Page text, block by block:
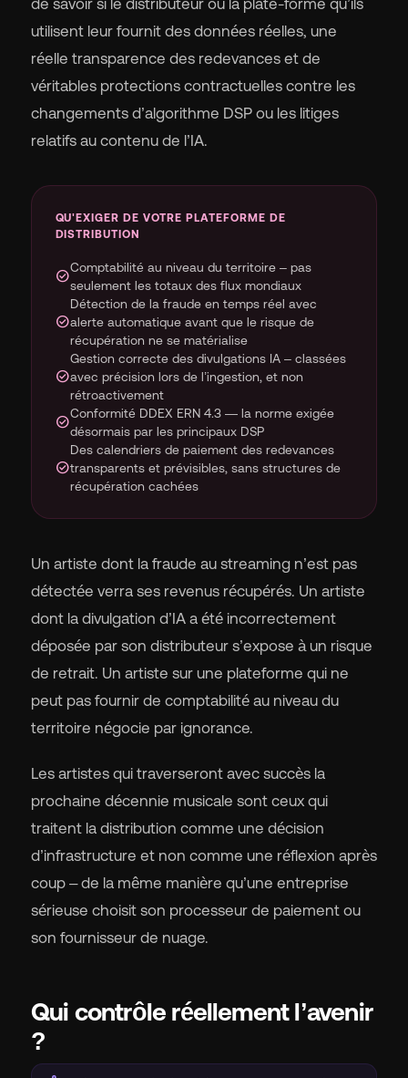
de savoir si le distributeur ou la plate-forme qu’ils
utilisent leur fournit des données réelles, une
réelle transparence des redevances et de
véritables protections contractuelles contre les
changements d’algorithme DSP ou les litiges
relatifs au contenu de l’IA.
QU'EXIGER DE VOTRE PLATEFORME DE
DISTRIBUTION
check_circleComptabilité au niveau du territoire – pas
seulement les totaux des flux mondiaux
check_circle
Détection de la fraude en temps réel avec
alerte automatique avant que le risque de
récupération ne se matérialise
check_circle
Gestion correcte des divulgations IA – classées
avec précision lors de l’ingestion, et non
rétroactivement
check_circleConformité DDEX ERN 4.3 — la norme exigée
désormais par les principaux DSP
check_circle
Des calendriers de paiement des redevances
transparents et prévisibles, sans structures de
récupération cachées
Un artiste dont la fraude au streaming n’est pas
détectée verra ses revenus récupérés. Un artiste
dont la divulgation d’IA a été incorrectement
déposée par son distributeur s’expose à un risque
de retrait. Un artiste sur une plateforme qui ne
peut pas fournir de comptabilité au niveau du
territoire négocie par ignorance.
Les artistes qui traverseront avec succès la
prochaine décennie musicale sont ceux qui
traitent la distribution comme une décision
d’infrastructure et non comme une réflexion après
coup – de la même manière qu’une entreprise
sérieuse choisit son processeur de paiement ou
son fournisseur de nuage.
Qui contrôle réellement l’avenir
?